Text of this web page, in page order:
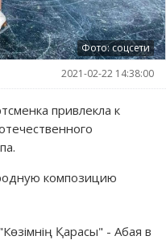
Фото: соцсети
2021-02-22 14:38:00
привлекла к
композицию
Қарасы" - Абая в